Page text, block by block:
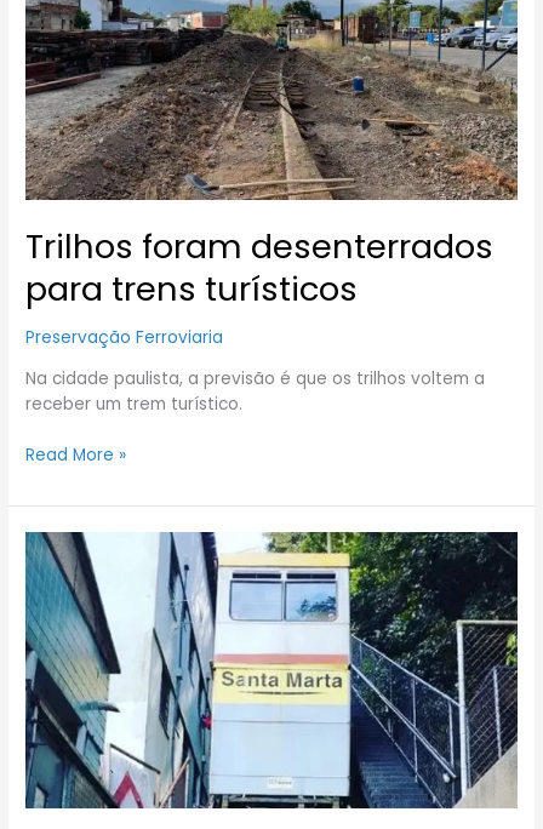
Trilhos foram desenterrados
para trens turísticos
Preservação Ferroviaria
Na cidade paulista, a previsão é que os trilhos voltem a
receber um trem turístico.
para
trens
turísticos
Read More »
Reforma
de
bondinho
do
Santa
Marta